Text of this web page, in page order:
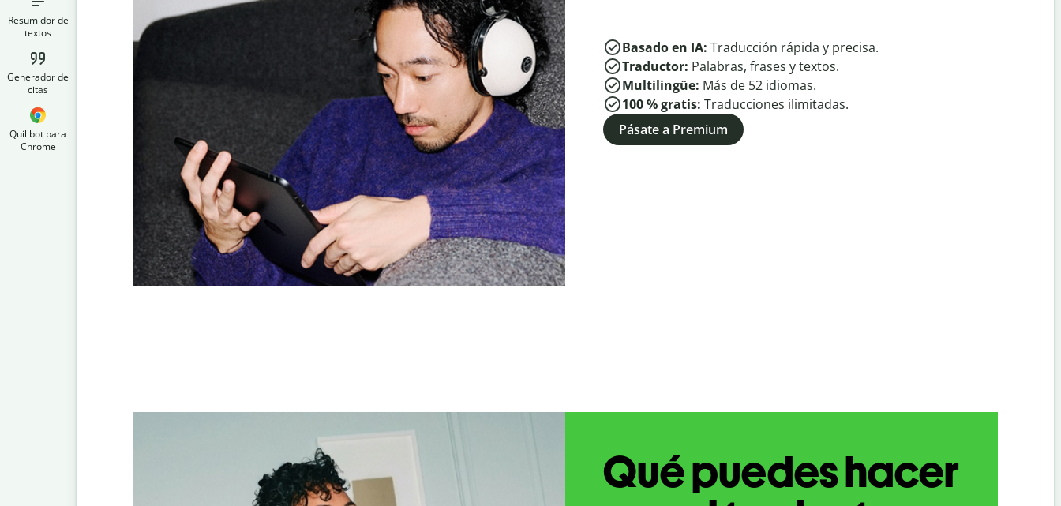
Resumidor de
textos
Generador de
citas
Quillbot para
Chrome
Basado en IA: Traducción rápida y precisa.
Traductor: Palabras, frases y textos.
Multilingüe: Más de 52 idiomas.
100 % gratis: Traducciones ilimitadas.
Pásate a Premium
Qué puedes hacer